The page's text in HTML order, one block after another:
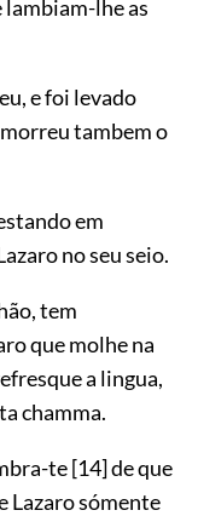
lambiam-lhe as
e foi levado
morreu tambem o
em
no seu seio.
tem
que molhe na
a lingua,
chamma.
te[14]de que
Lazaro sómente